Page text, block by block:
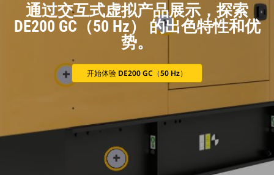
通过交互式虚拟产品展示，探索
DE200 GC（50 Hz） 的出色特性和优
势。
开始体验 DE200 GC（50 Hz）